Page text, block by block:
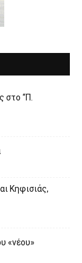
στο “Π.
Κηφισιάς,
«νέου»